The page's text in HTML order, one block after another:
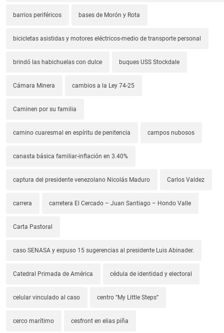
barrios periféricos bases de Morón y Rota
bicicletas asistidas y motores eléctricos-medio de transporte personal
brindó las habichuelas con dulce buques USS Stockdale
Cámara Minera cambios a la Ley 74-25
Caminen por su familia
camino cuaresmal en espíritu de penitencia campos nubosos
canasta básica familiar-inflación en 3.40%
captura del presidente venezolano Nicolás Maduro Carlos Valdez
carrera carretera El Cercado – Juan Santiago – Hondo Valle
Carta Pastoral
caso SENASA y expuso 15 sugerencias al presidente Luis Abinader.
Catedral Primada de América cédula de identidad y electoral
celular vinculado al caso centro “My Little Steps”
cerco marítimo cesfront en elias piña